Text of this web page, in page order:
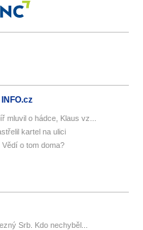
INFO.cz
mluvil o hádce, Klaus vz...
kartel na ulici
o tom doma?
Srb. Kdo nechyběl...